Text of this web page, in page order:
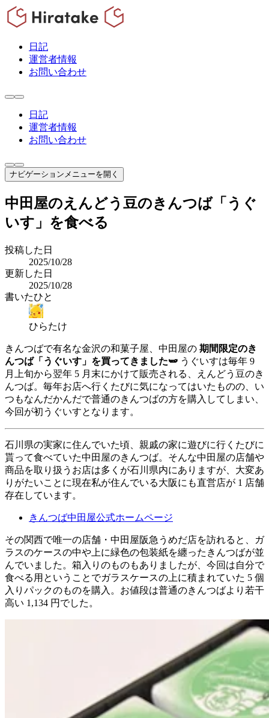
日記
運営者情報
お問い合わせ
日記
運営者情報
お問い合わせ
ナビゲーションメニューを開く
中田屋のえんどう豆のきんつば「うぐ
いす」を食べる
投稿した日
2025/10/28
更新した日
2025/10/28
書いたひと
ひらたけ
きんつばで有名な金沢の和菓子屋、中田屋の 期間限定のき
んつば「うぐいす」を買ってきました🫛 うぐいすは毎年 9
月上旬から翌年 5 月末にかけて販売される、えんどう豆のき
んつば。毎年お店へ行くたびに気になってはいたものの、い
つもなんだかんだで普通のきんつばの方を購入してしまい、
今回が初うぐいすとなります。
石川県の実家に住んでいた頃、親戚の家に遊びに行くたびに
貰って食べていた中田屋のきんつば。そんな中田屋の店舗や
商品を取り扱うお店は多くが石川県内にありますが、大変あ
りがたいことに現在私が住んでいる大阪にも直営店が 1 店舗
存在しています。
きんつば中田屋公式ホームページ
その関西で唯一の店舗・中田屋阪急うめだ店を訪れると、ガ
ラスのケースの中や上に緑色の包装紙を纏ったきんつばが並
んでいました。箱入りのものもありましたが、今回は自分で
食べる用ということでガラスケースの上に積まれていた 5 個
入りパックのものを購入。お値段は普通のきんつばより若干
高い 1,134 円でした。